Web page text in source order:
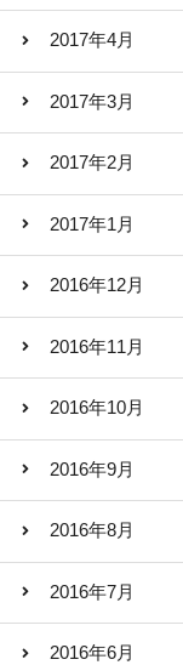
2017年4月
2017年3月
2017年2月
2017年1月
2016年12月
2016年11月
2016年10月
2016年9月
2016年8月
2016年7月
2016年6月